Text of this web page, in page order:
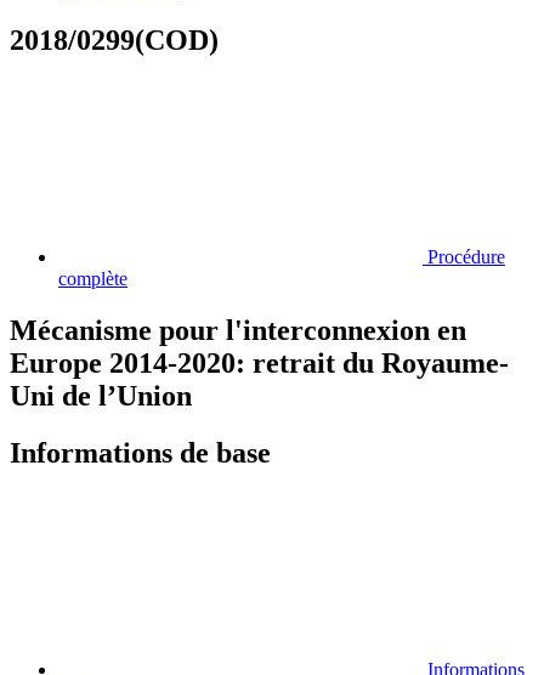
2018/0299(COD)
Procédure
complète
Mécanisme pour l'interconnexion en
Europe 2014-2020: retrait du Royaume-
Uni de l’Union
Informations de base
Informations